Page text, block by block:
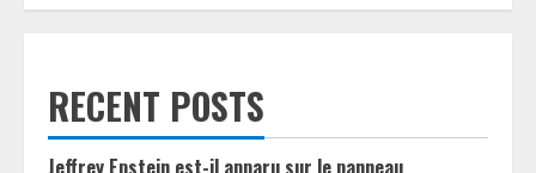
RECENT POSTS